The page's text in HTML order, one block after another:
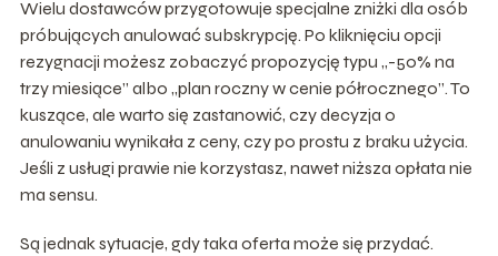
Wielu dostawców przygotowuje specjalne zniżki dla osób
próbujących anulować subskrypcję. Po kliknięciu opcji
rezygnacji możesz zobaczyć propozycję typu „-50% na
trzy miesiące” albo „plan roczny w cenie półrocznego”. To
kuszące, ale warto się zastanowić, czy decyzja o
anulowaniu wynikała z ceny, czy po prostu z braku użycia.
Jeśli z usługi prawie nie korzystasz, nawet niższa opłata nie
ma sensu.
Są jednak sytuacje, gdy taka oferta może się przydać.